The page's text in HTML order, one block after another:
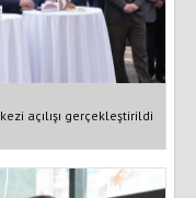
açılışı gerçekleştirildi